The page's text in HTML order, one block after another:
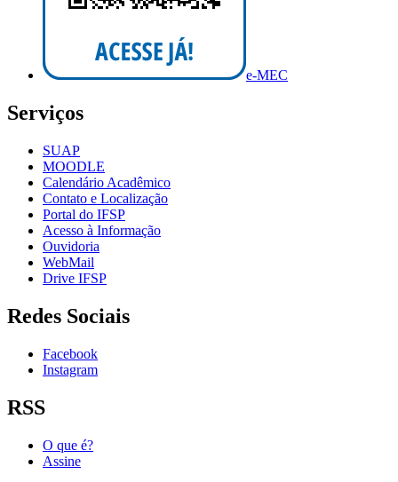
e-MEC
Serviços
SUAP
MOODLE
Calendário Acadêmico
Contato e Localização
Portal do IFSP
Acesso à Informação
Ouvidoria
WebMail
Drive IFSP
Redes Sociais
Facebook
Instagram
RSS
O que é?
Assine